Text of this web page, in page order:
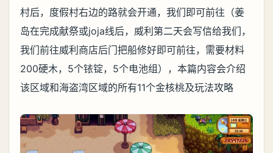
村后，度假村右边的路就会开通，我们即可前往（姜
岛在完成献祭或joja线后，威利第二天会写信给我们，
我们前往威利商店后门把船修好即可前往，需要材料
200硬木，5个铱锭，5个电池组），本篇内容会介绍
该区域和海盗湾区域的所有11个金核桃及玩法攻略